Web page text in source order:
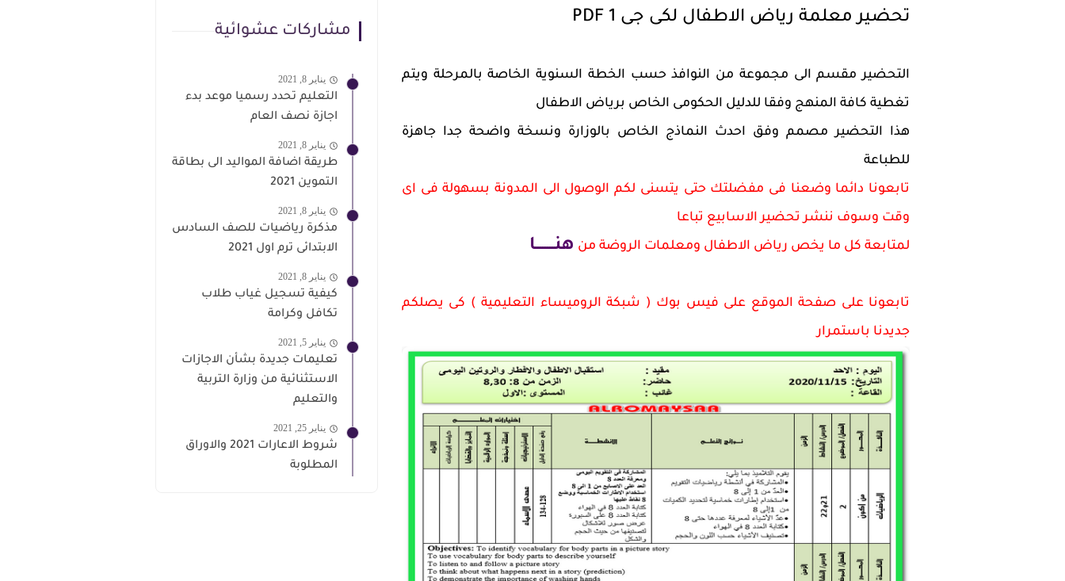
تحضير معلمة رياض الاطفال لكى جى 1 PDF
التحضير مقسم الى مجموعة من النوافذ حسب الخطة السنوية الخاصة بالمرحلة ويتم
تغطية كافة المنهج وفقا للدليل الحكومى الخاص برياض الاطفال
هذا التحضير مصمم وفق احدث النماذج الخاص بالوزارة ونسخة واضحة جدا جاهزة
للطباعة
تابعونا دائما وضعنا فى مفضلتك حتى يتسنى لكم الوصول الى المدونة بسهولة فى اى
وقت وسوف ننشر تحضير الاسابيع تباعا
لمتابعة كل ما يخص رياض الاطفال ومعلمات الروضة من هنــــــــا
تابعونا على صفحة الموقع على فيس بوك ( شبكة الروميساء التعليمية ) كى يصلكم
جديدنا باستمرار
مشاركات عشوائية
يناير 8, 2021
التعليم تحدد رسميا موعد بدء
اجازة نصف العام
يناير 8, 2021
طريقة اضافة المواليد الى بطاقة
التموين 2021
يناير 8, 2021
مذكرة رياضيات للصف السادس
الابتدائى ترم اول 2021
يناير 8, 2021
كيفية تسجيل غياب طلاب
تكافل وكرامة
يناير 5, 2021
تعليمات جديدة بشأن الاجازات
الاستثنائية من وزارة التربية
والتعليم
يناير 25, 2021
شروط الاعارات 2021 والاوراق
المطلوبة